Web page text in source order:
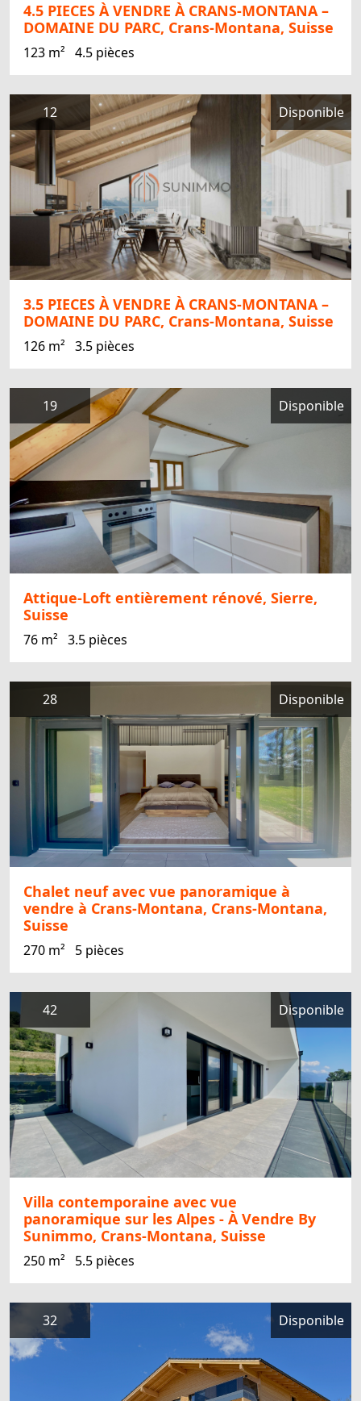
4.5 PIECES À VENDRE À CRANS-MONTANA –
DOMAINE DU PARC, Crans-Montana, Suisse
123 m² 4.5 pièces
12 Disponible
3.5 PIECES À VENDRE À CRANS-MONTANA –
DOMAINE DU PARC, Crans-Montana, Suisse
126 m² 3.5 pièces
19 Disponible
Attique-Loft entièrement rénové, Sierre,
Suisse
76 m² 3.5 pièces
28 Disponible
Chalet neuf avec vue panoramique à
vendre à Crans-Montana, Crans-Montana,
Suisse
270 m² 5 pièces
42 Disponible
Villa contemporaine avec vue
panoramique sur les Alpes - À Vendre By
Sunimmo, Crans-Montana, Suisse
250 m² 5.5 pièces
32 Disponible